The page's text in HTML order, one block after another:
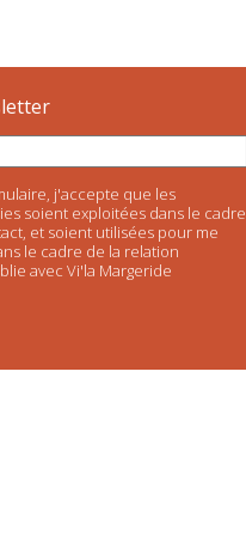
j'accepte que les
soient exploitées dans le cadre
et soient utilisées pour me
le cadre de la relation
avec Vi'la Margeride